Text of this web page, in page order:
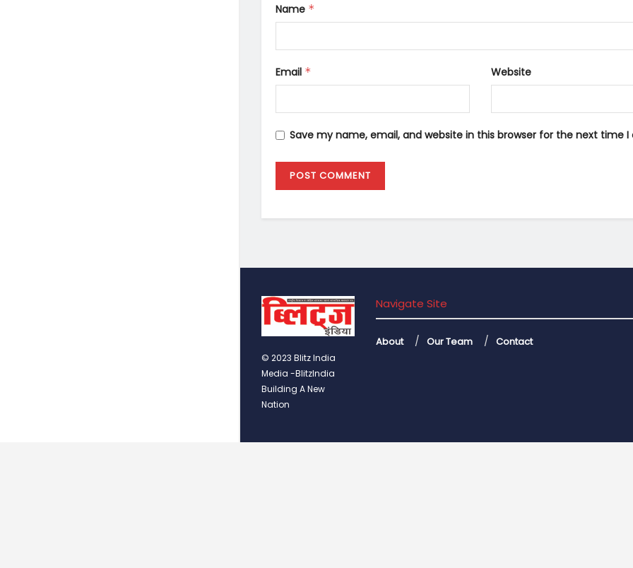
Name *
Email * Website
Save my name, email, and website in this browser for the next time
© 2023 Blitz India
Media -BlitzIndia
Building A New
Nation
Navigate Site
About Our Team Contact